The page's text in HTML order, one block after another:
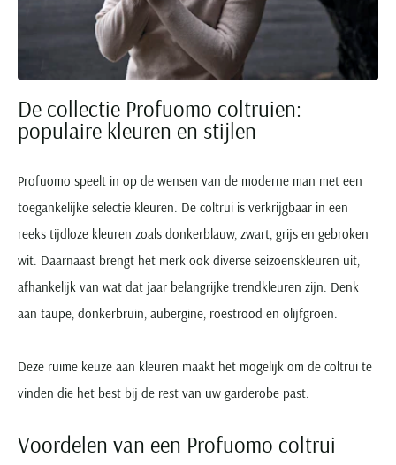
De collectie Profuomo coltruien:
populaire kleuren en stijlen
Profuomo speelt in op de wensen van de moderne man met een
toegankelijke selectie kleuren. De coltrui is verkrijgbaar in een
reeks tijdloze kleuren zoals donkerblauw, zwart, grijs en gebroken
wit. Daarnaast brengt het merk ook diverse seizoenskleuren uit,
afhankelijk van wat dat jaar belangrijke trendkleuren zijn. Denk
aan taupe, donkerbruin, aubergine, roestrood en olijfgroen.
Deze ruime keuze aan kleuren maakt het mogelijk om de coltrui te
vinden die het best bij de rest van uw garderobe past.
Voordelen van een Profuomo coltrui